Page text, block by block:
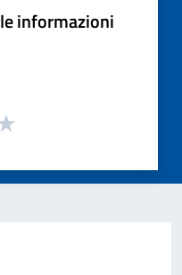
informazioni